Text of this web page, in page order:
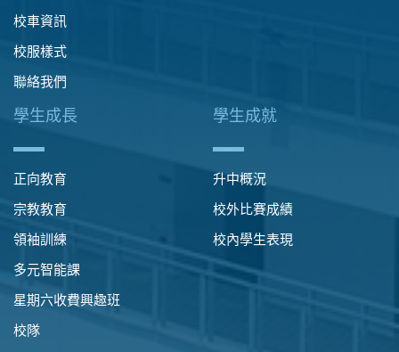
校車資訊
校服樣式
聯絡我們
學生成長
正向教育
宗教教育
領袖訓練
多元智能課
星期六收費興趣班
校隊
學生成就
升中概況
校外比賽成績
校內學生表現